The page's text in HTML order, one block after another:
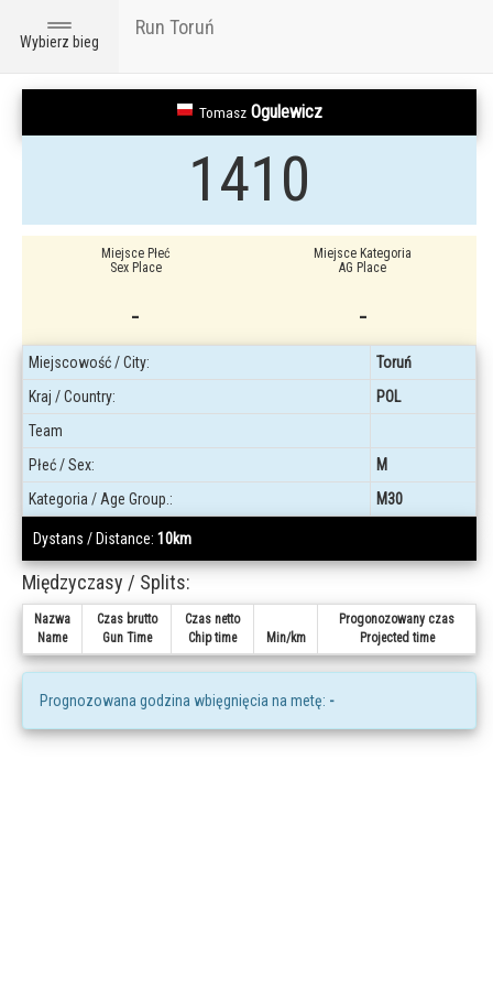
Toggle
navigation
Wybierz bieg
Run Toruń
Tomasz Ogulewicz
1410
Miejsce Płeć
Sex Place
-
Miejsce Kategoria
AG Place
-
Miejscowość / City:
Toruń
Kraj / Country:
POL
Team
Płeć / Sex:
M
Kategoria / Age Group.:
M30
Dystans / Distance: 10km
Międzyczasy / Splits:
Nazwa
Name
Czas brutto
Gun Time
Czas netto
Chip time
Min/km
Progonozowany czas
Projected time
Prognozowana godzina wbięgnięcia na metę: -